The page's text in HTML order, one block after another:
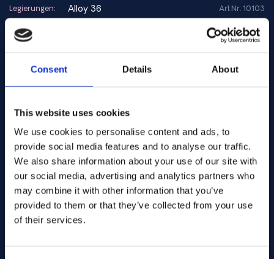
Consent Details About
This website uses cookies
We use cookies to personalise content and ads, to
provide social media features and to analyse our traffic.
We also share information about your use of our site with
our social media, advertising and analytics partners who
may combine it with other information that you’ve
provided to them or that they’ve collected from your use
of their services.
Legierungen: alloy 36
Spec:
Formular:
Vorrätig: 127.79 kg
Art.Nr. 10103
Legierungen: alloy 36
Spec: SEW 385
Formular: Round bar
Abmaße. (mm): 40.00
Warehouse:
Aktie:
Vorrätig: 486.89 kg
Zum Angebot hinzufügen
Art.Nr. 10104